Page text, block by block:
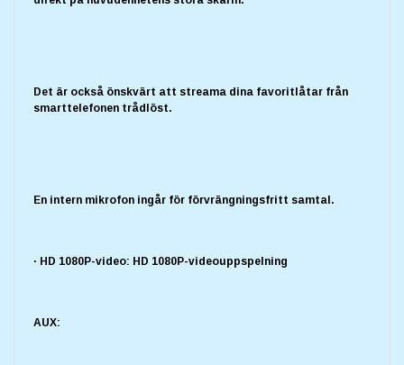
Det är också önskvärt att streama dina favoritlåtar från
smarttelefonen trådlöst.
En intern mikrofon ingår för förvrängningsfritt samtal.
· HD 1080P-video: HD 1080P-videouppspelning
AUX: